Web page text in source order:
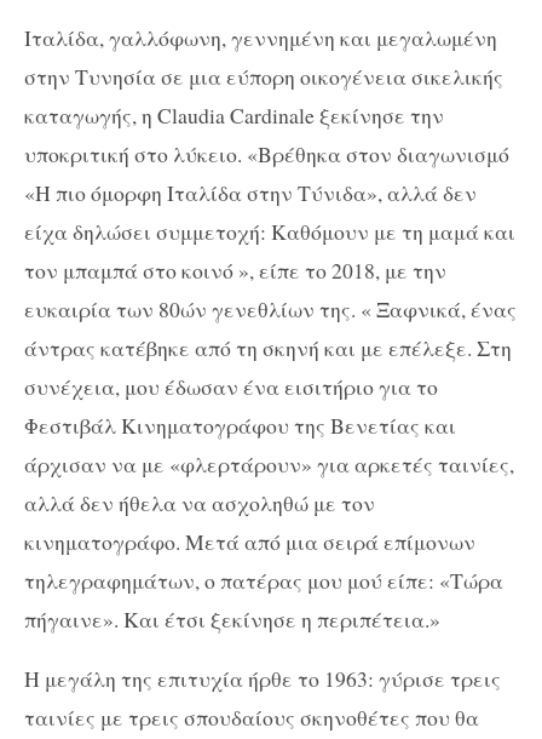
Ιταλίδα, γαλλόφωνη, γεννημένη και μεγαλωμένη
στην Τυνησία σε μια εύπορη οικογένεια σικελικής
καταγωγής, η Claudia Cardinale ξεκίνησε την
υποκριτική στο λύκειο. «Βρέθηκα στον διαγωνισμό
«Η πιο όμορφη Ιταλίδα στην Τύνιδα», αλλά δεν
είχα δηλώσει συμμετοχή: Καθόμουν με τη μαμά και
τον μπαμπά στο κοινό », είπε το 2018, με την
ευκαιρία των 80ών γενεθλίων της. « Ξαφνικά, ένας
άντρας κατέβηκε από τη σκηνή και με επέλεξε. Στη
συνέχεια, μου έδωσαν ένα εισιτήριο για το
Φεστιβάλ Κινηματογράφου της Βενετίας και
άρχισαν να με «φλερτάρουν» για αρκετές ταινίες,
αλλά δεν ήθελα να ασχοληθώ με τον
κινηματογράφο. Μετά από μια σειρά επίμονων
τηλεγραφημάτων, ο πατέρας μου μού είπε: «Τώρα
πήγαινε». Και έτσι ξεκίνησε η περιπέτεια.»
Η μεγάλη της επιτυχία ήρθε το 1963: γύρισε τρεις
ταινίες με τρεις σπουδαίους σκηνοθέτες που θα